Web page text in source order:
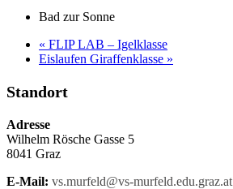
Bad zur Sonne
« FLIP LAB – Igelklasse
Eislaufen Giraffenklasse »
Standort
Adresse
Wilhelm Rösche Gasse 5
8041 Graz
E-Mail: vs.murfeld@vs-murfeld.edu.graz.at